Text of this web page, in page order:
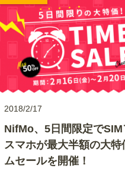
2018/2/17
NifMo、5日間限定でSIM
スマホが最大半額の大特
ムセールを開催！